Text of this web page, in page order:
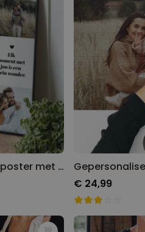
Gepersonaliseerde poster met 5 foto’s en tekst
€ 24,99